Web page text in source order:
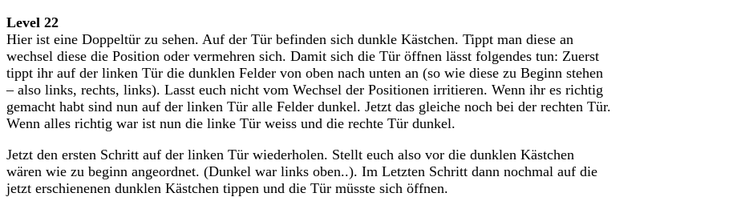
Level 22
Hier ist eine Doppeltür zu sehen. Auf der Tür befinden sich dunkle Kästchen. Tippt man diese an
wechsel diese die Position oder vermehren sich. Damit sich die Tür öffnen lässt folgendes tun: Zuerst
tippt ihr auf der linken Tür die dunklen Felder von oben nach unten an (so wie diese zu Beginn stehen
– also links, rechts, links). Lasst euch nicht vom Wechsel der Positionen irritieren. Wenn ihr es richtig
gemacht habt sind nun auf der linken Tür alle Felder dunkel. Jetzt das gleiche noch bei der rechten Tür.
Wenn alles richtig war ist nun die linke Tür weiss und die rechte Tür dunkel.
Jetzt den ersten Schritt auf der linken Tür wiederholen. Stellt euch also vor die dunklen Kästchen
wären wie zu beginn angeordnet. (Dunkel war links oben..). Im Letzten Schritt dann nochmal auf die
jetzt erschienenen dunklen Kästchen tippen und die Tür müsste sich öffnen.